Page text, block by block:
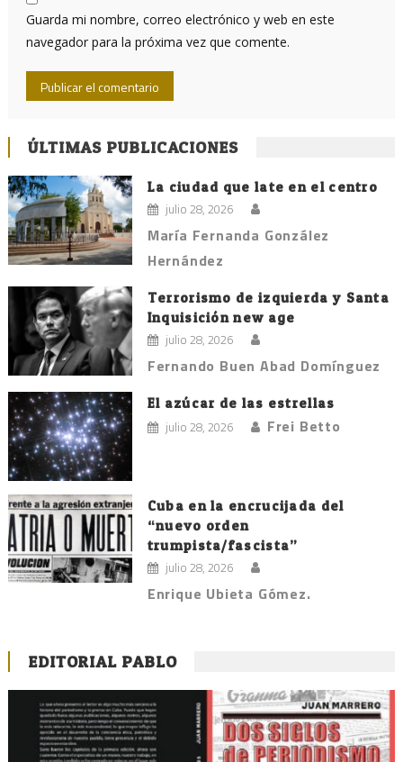
Guarda mi nombre, correo electrónico y web en este
navegador para la próxima vez que comente.
ÚLTIMAS PUBLICACIONES
La ciudad que late en el centro
julio 28, 2026
María Fernanda González
Hernández
Terrorismo de izquierda y Santa
Inquisición new age
julio 28, 2026
Fernando Buen Abad Domínguez
El azúcar de las estrellas
julio 28, 2026 Frei Betto
Cuba en la encrucijada del
“nuevo orden
trumpista/fascista”
julio 28, 2026
Enrique Ubieta Gómez.
EDITORIAL PABLO